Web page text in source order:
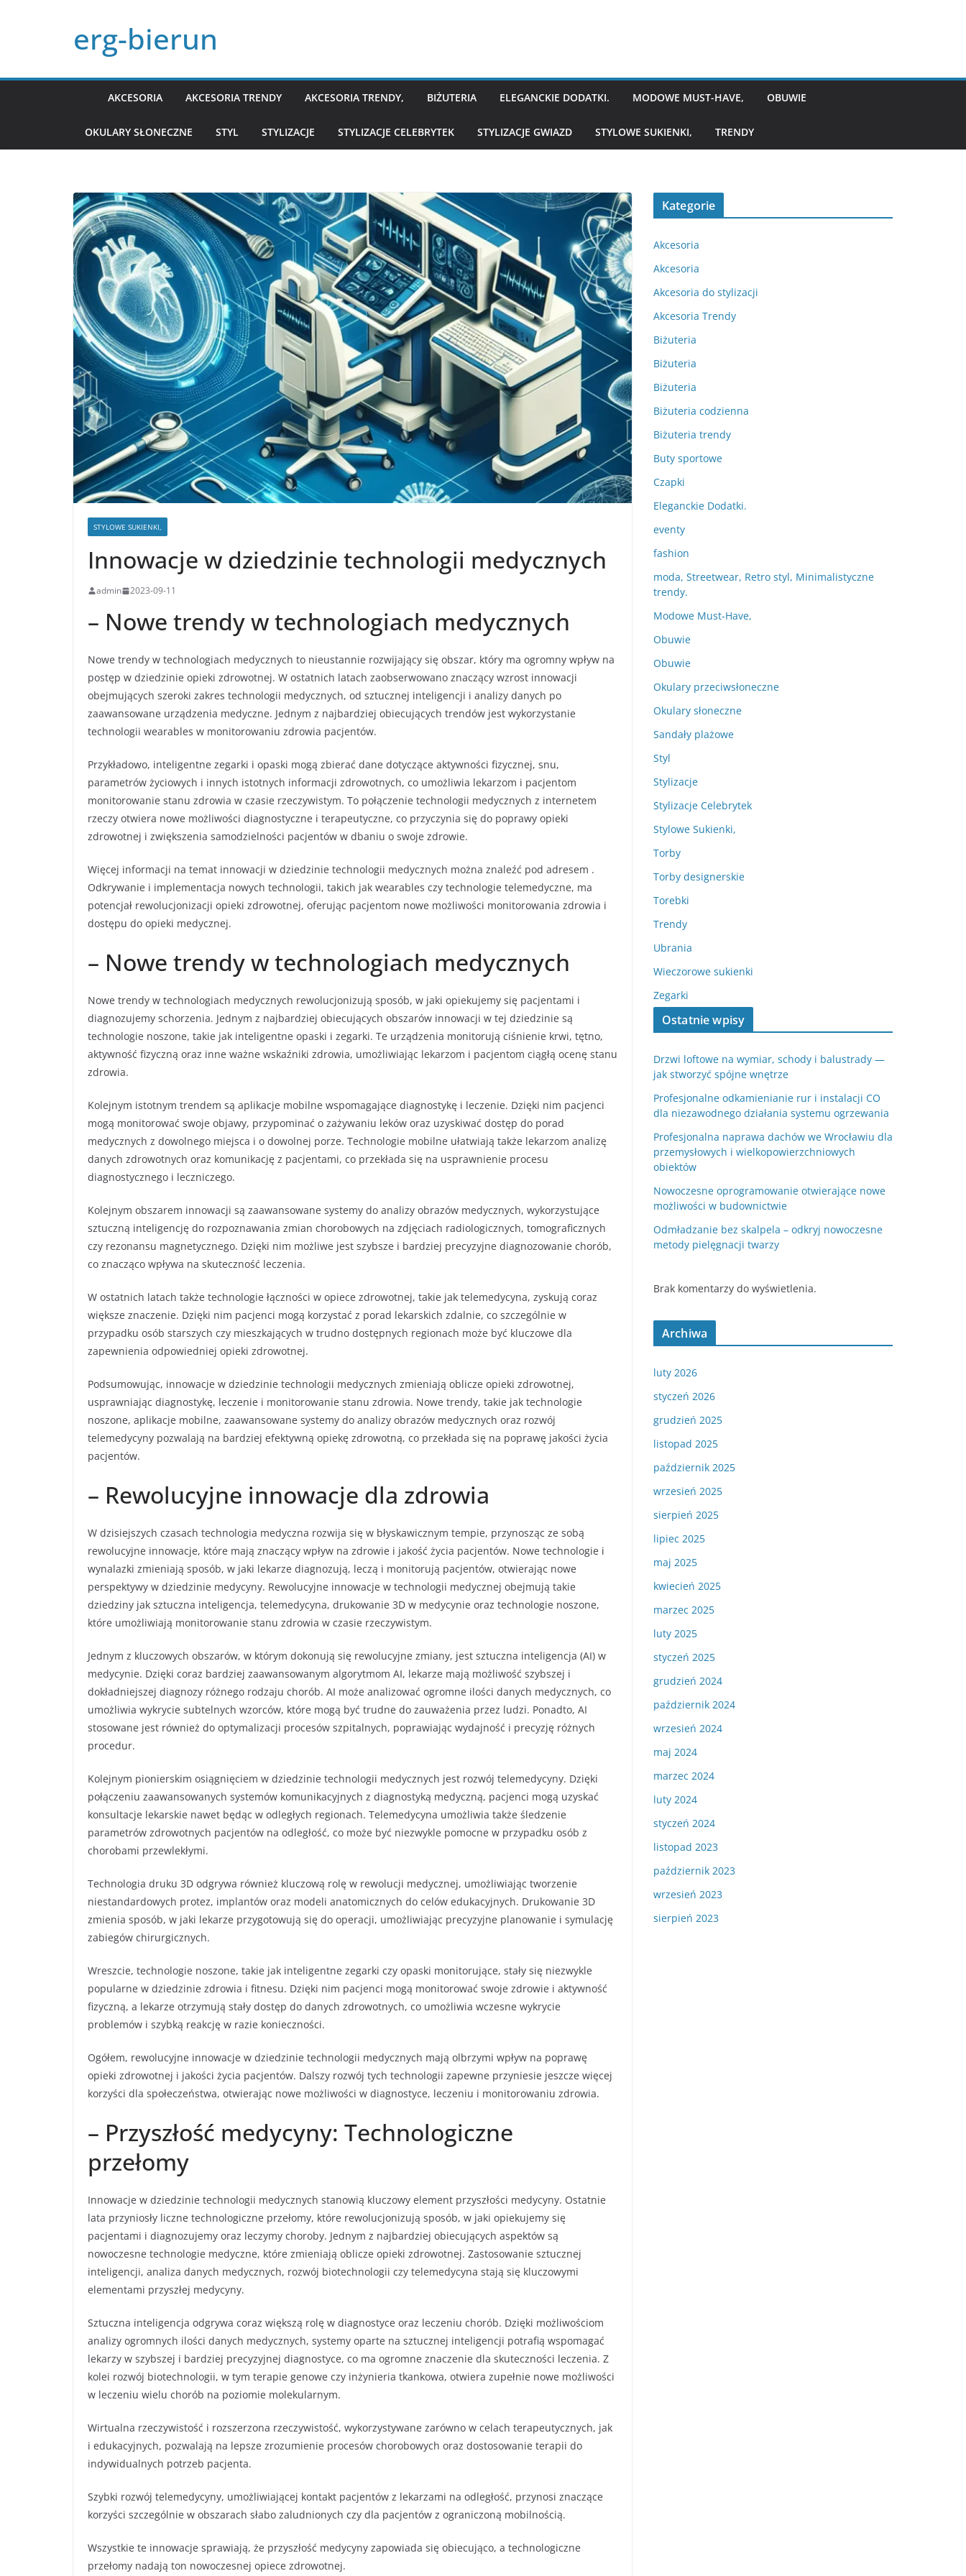
erg-bierun
AKCESORIA AKCESORIA TRENDY AKCESORIA TRENDY, BIŻUTERIA ELEGANCKIE DODATKI. MODOWE MUST-HAVE, OBUWIE
OKULARY SŁONECZNE STYL STYLIZACJE STYLIZACJE CELEBRYTEK STYLIZACJE GWIAZD STYLOWE SUKIENKI, TRENDY
STYLOWE SUKIENKI,
Innowacje w dziedzinie technologii medycznych
admin 2023-09-11
– Nowe trendy w technologiach medycznych
Nowe trendy w technologiach medycznych to nieustannie rozwijający się obszar, który ma ogromny wpływ na
postęp w dziedzinie opieki zdrowotnej. W ostatnich latach zaobserwowano znaczący wzrost innowacji
obejmujących szeroki zakres technologii medycznych, od sztucznej inteligencji i analizy danych po
zaawansowane urządzenia medyczne. Jednym z najbardziej obiecujących trendów jest wykorzystanie
technologii wearables w monitorowaniu zdrowia pacjentów.
Przykładowo, inteligentne zegarki i opaski mogą zbierać dane dotyczące aktywności fizycznej, snu,
parametrów życiowych i innych istotnych informacji zdrowotnych, co umożliwia lekarzom i pacjentom
monitorowanie stanu zdrowia w czasie rzeczywistym. To połączenie technologii medycznych z internetem
rzeczy otwiera nowe możliwości diagnostyczne i terapeutyczne, co przyczynia się do poprawy opieki
zdrowotnej i zwiększenia samodzielności pacjentów w dbaniu o swoje zdrowie.
Więcej informacji na temat innowacji w dziedzinie technologii medycznych można znaleźć pod adresem .
Odkrywanie i implementacja nowych technologii, takich jak wearables czy technologie telemedyczne, ma
potencjał rewolucjonizacji opieki zdrowotnej, oferując pacjentom nowe możliwości monitorowania zdrowia i
dostępu do opieki medycznej.
– Nowe trendy w technologiach medycznych
Nowe trendy w technologiach medycznych rewolucjonizują sposób, w jaki opiekujemy się pacjentami i
diagnozujemy schorzenia. Jednym z najbardziej obiecujących obszarów innowacji w tej dziedzinie są
technologie noszone, takie jak inteligentne opaski i zegarki. Te urządzenia monitorują ciśnienie krwi, tętno,
aktywność fizyczną oraz inne ważne wskaźniki zdrowia, umożliwiając lekarzom i pacjentom ciągłą ocenę stanu
zdrowia.
Kolejnym istotnym trendem są aplikacje mobilne wspomagające diagnostykę i leczenie. Dzięki nim pacjenci
mogą monitorować swoje objawy, przypominać o zażywaniu leków oraz uzyskiwać dostęp do porad
medycznych z dowolnego miejsca i o dowolnej porze. Technologie mobilne ułatwiają także lekarzom analizę
danych zdrowotnych oraz komunikację z pacjentami, co przekłada się na usprawnienie procesu
diagnostycznego i leczniczego.
Kolejnym obszarem innowacji są zaawansowane systemy do analizy obrazów medycznych, wykorzystujące
sztuczną inteligencję do rozpoznawania zmian chorobowych na zdjęciach radiologicznych, tomograficznych
czy rezonansu magnetycznego. Dzięki nim możliwe jest szybsze i bardziej precyzyjne diagnozowanie chorób,
co znacząco wpływa na skuteczność leczenia.
W ostatnich latach także technologie łączności w opiece zdrowotnej, takie jak telemedycyna, zyskują coraz
większe znaczenie. Dzięki nim pacjenci mogą korzystać z porad lekarskich zdalnie, co szczególnie w
przypadku osób starszych czy mieszkających w trudno dostępnych regionach może być kluczowe dla
zapewnienia odpowiedniej opieki zdrowotnej.
Podsumowując, innowacje w dziedzinie technologii medycznych zmieniają oblicze opieki zdrowotnej,
usprawniając diagnostykę, leczenie i monitorowanie stanu zdrowia. Nowe trendy, takie jak technologie
noszone, aplikacje mobilne, zaawansowane systemy do analizy obrazów medycznych oraz rozwój
telemedycyny pozwalają na bardziej efektywną opiekę zdrowotną, co przekłada się na poprawę jakości życia
pacjentów.
– Rewolucyjne innowacje dla zdrowia
W dzisiejszych czasach technologia medyczna rozwija się w błyskawicznym tempie, przynosząc ze sobą
rewolucyjne innowacje, które mają znaczący wpływ na zdrowie i jakość życia pacjentów. Nowe technologie i
wynalazki zmieniają sposób, w jaki lekarze diagnozują, leczą i monitorują pacjentów, otwierając nowe
perspektywy w dziedzinie medycyny. Rewolucyjne innowacje w technologii medycznej obejmują takie
dziedziny jak sztuczna inteligencja, telemedycyna, drukowanie 3D w medycynie oraz technologie noszone,
które umożliwiają monitorowanie stanu zdrowia w czasie rzeczywistym.
Jednym z kluczowych obszarów, w którym dokonują się rewolucyjne zmiany, jest sztuczna inteligencja (AI) w
medycynie. Dzięki coraz bardziej zaawansowanym algorytmom AI, lekarze mają możliwość szybszej i
dokładniejszej diagnozy różnego rodzaju chorób. AI może analizować ogromne ilości danych medycznych, co
umożliwia wykrycie subtelnych wzorców, które mogą być trudne do zauważenia przez ludzi. Ponadto, AI
stosowane jest również do optymalizacji procesów szpitalnych, poprawiając wydajność i precyzję różnych
procedur.
Kolejnym pionierskim osiągnięciem w dziedzinie technologii medycznych jest rozwój telemedycyny. Dzięki
połączeniu zaawansowanych systemów komunikacyjnych z diagnostyką medyczną, pacjenci mogą uzyskać
konsultacje lekarskie nawet będąc w odległych regionach. Telemedycyna umożliwia także śledzenie
parametrów zdrowotnych pacjentów na odległość, co może być niezwykle pomocne w przypadku osób z
chorobami przewlekłymi.
Technologia druku 3D odgrywa również kluczową rolę w rewolucji medycznej, umożliwiając tworzenie
niestandardowych protez, implantów oraz modeli anatomicznych do celów edukacyjnych. Drukowanie 3D
zmienia sposób, w jaki lekarze przygotowują się do operacji, umożliwiając precyzyjne planowanie i symulację
zabiegów chirurgicznych.
Wreszcie, technologie noszone, takie jak inteligentne zegarki czy opaski monitorujące, stały się niezwykle
popularne w dziedzinie zdrowia i fitnesu. Dzięki nim pacjenci mogą monitorować swoje zdrowie i aktywność
fizyczną, a lekarze otrzymują stały dostęp do danych zdrowotnych, co umożliwia wczesne wykrycie
problemów i szybką reakcję w razie konieczności.
Ogółem, rewolucyjne innowacje w dziedzinie technologii medycznych mają olbrzymi wpływ na poprawę
opieki zdrowotnej i jakości życia pacjentów. Dalszy rozwój tych technologii zapewne przyniesie jeszcze więcej
korzyści dla społeczeństwa, otwierając nowe możliwości w diagnostyce, leczeniu i monitorowaniu zdrowia.
– Przyszłość medycyny: Technologiczne
przełomy
Innowacje w dziedzinie technologii medycznych stanowią kluczowy element przyszłości medycyny. Ostatnie
lata przyniosły liczne technologiczne przełomy, które rewolucjonizują sposób, w jaki opiekujemy się
pacjentami i diagnozujemy oraz leczymy choroby. Jednym z najbardziej obiecujących aspektów są
nowoczesne technologie medyczne, które zmieniają oblicze opieki zdrowotnej. Zastosowanie sztucznej
inteligencji, analiza danych medycznych, rozwój biotechnologii czy telemedycyna stają się kluczowymi
elementami przyszłej medycyny.
Sztuczna inteligencja odgrywa coraz większą rolę w diagnostyce oraz leczeniu chorób. Dzięki możliwościom
analizy ogromnych ilości danych medycznych, systemy oparte na sztucznej inteligencji potrafią wspomagać
lekarzy w szybszej i bardziej precyzyjnej diagnostyce, co ma ogromne znaczenie dla skuteczności leczenia. Z
kolei rozwój biotechnologii, w tym terapie genowe czy inżynieria tkankowa, otwiera zupełnie nowe możliwości
w leczeniu wielu chorób na poziomie molekularnym.
Wirtualna rzeczywistość i rozszerzona rzeczywistość, wykorzystywane zarówno w celach terapeutycznych, jak
i edukacyjnych, pozwalają na lepsze zrozumienie procesów chorobowych oraz dostosowanie terapii do
indywidualnych potrzeb pacjenta.
Szybki rozwój telemedycyny, umożliwiającej kontakt pacjentów z lekarzami na odległość, przynosi znaczące
korzyści szczególnie w obszarach słabo zaludnionych czy dla pacjentów z ograniczoną mobilnością.
Wszystkie te innowacje sprawiają, że przyszłość medycyny zapowiada się obiecująco, a technologiczne
przełomy nadają ton nowoczesnej opiece zdrowotnej.
Kategorie
Akcesoria
Akcesoria
Akcesoria do stylizacji
Akcesoria Trendy
Biżuteria
Biżuteria
Biżuteria
Biżuteria codzienna
Biżuteria trendy
Buty sportowe
Czapki
Eleganckie Dodatki.
eventy
fashion
moda, Streetwear, Retro styl, Minimalistyczne
trendy.
Modowe Must-Have,
Obuwie
Obuwie
Okulary przeciwsłoneczne
Okulary słoneczne
Sandały plażowe
Styl
Stylizacje
Stylizacje Celebrytek
Stylowe Sukienki,
Torby
Torby designerskie
Torebki
Trendy
Ubrania
Wieczorowe sukienki
Zegarki
Ostatnie wpisy
Drzwi loftowe na wymiar, schody i balustrady —
jak stworzyć spójne wnętrze
Profesjonalne odkamienianie rur i instalacji CO
dla niezawodnego działania systemu ogrzewania
Profesjonalna naprawa dachów we Wrocławiu dla
przemysłowych i wielkopowierzchniowych
obiektów
Nowoczesne oprogramowanie otwierające nowe
możliwości w budownictwie
Odmładzanie bez skalpela – odkryj nowoczesne
metody pielęgnacji twarzy
Brak komentarzy do wyświetlenia.
Archiwa
luty 2026
styczeń 2026
grudzień 2025
listopad 2025
październik 2025
wrzesień 2025
sierpień 2025
lipiec 2025
maj 2025
kwiecień 2025
marzec 2025
luty 2025
styczeń 2025
grudzień 2024
październik 2024
wrzesień 2024
maj 2024
marzec 2024
luty 2024
styczeń 2024
listopad 2023
październik 2023
wrzesień 2023
sierpień 2023